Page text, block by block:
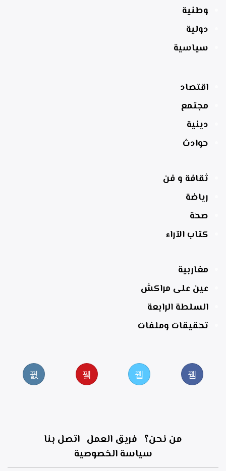
وطنية
دولية
سياسية
اقتصاد
مجتمع
دينية
حوادث
ثقافة و فن
رياضة
صحة
كتاب الآراء
مغاربية
عين على مراكش
السلطة الرابعة
تحقيقات وملفات
من نحن؟ فريق العمل اتصل بنا
سياسة الخصوصية